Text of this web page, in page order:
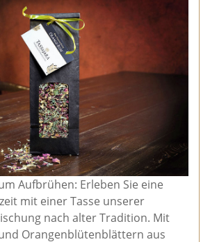
Aufbrühen: Erleben Sie eine
mit einer Tasse unserer
nach alter Tradition. Mit
Orangenblütenblättern aus